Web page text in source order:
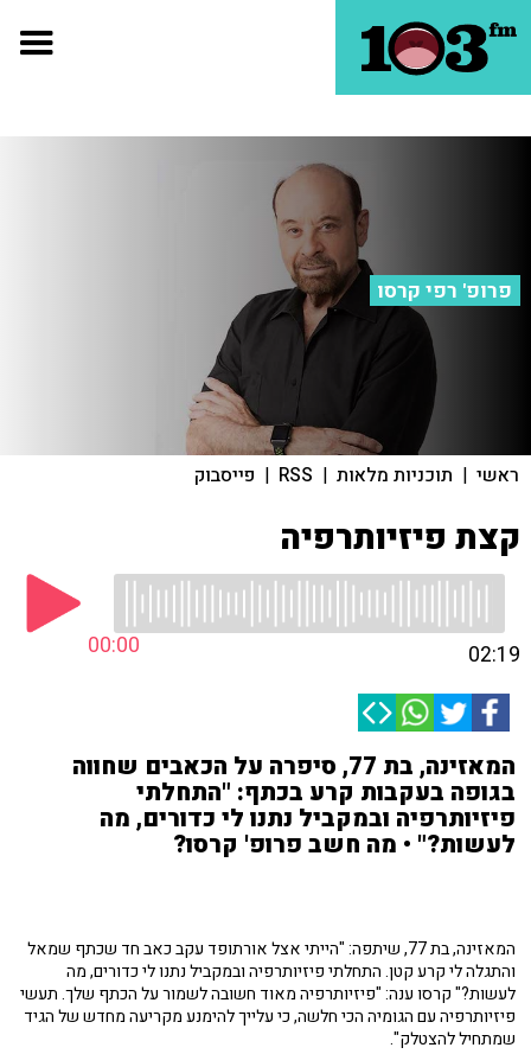
פרופ' רפי קרסו
ראשי | תוכניות מלאות |
RSS
| פייסבוק
קצת פיזיותרפיה
00:00 02:19
המאזינה, בת 77, סיפרה על הכאבים שחווה
בגופה בעקבות קרע בכתף: "התחלתי
פיזיותרפיה ובמקביל נתנו לי כדורים, מה
לעשות?" • מה חשב פרופ' קרסו?
המאזינה, בת 77, שיתפה: "הייתי אצל אורתופד עקב כאב חד שכתף שמאל
והתגלה לי קרע קטן. התחלתי פיזיותרפיה ובמקביל נתנו לי כדורים, מה
לעשות?" קרסו ענה: "פיזיותרפיה מאוד חשובה לשמור על הכתף שלך. תעשי
פיזיותרפיה עם הגומיה הכי חלשה, כי עלייך להימנע מקריעה מחדש של הגיד
שמתחיל להצטלק".